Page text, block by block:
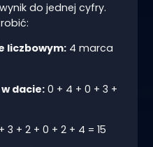
do jednej cyfry.
liczbowym:4 marca
dacie:0 + 4 + 0 + 3 +
3 + 2 + 0 + 2 + 4 = 15